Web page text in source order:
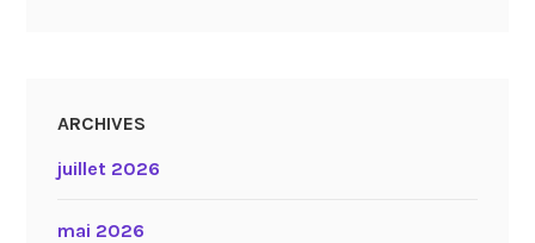
ARCHIVES
juillet 2026
mai 2026